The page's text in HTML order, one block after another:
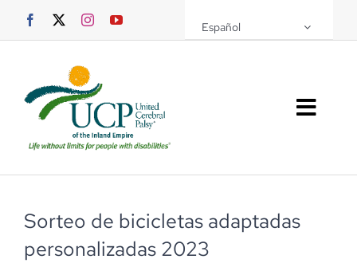
Saltar
Español
Eventos
Sorteo de bicicletas adaptadas
personalizadas 2023